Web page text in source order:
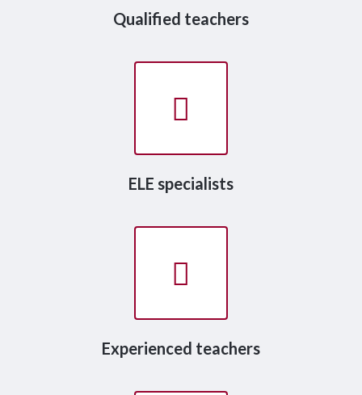
Qualified teachers
ELE specialists
Experienced teachers